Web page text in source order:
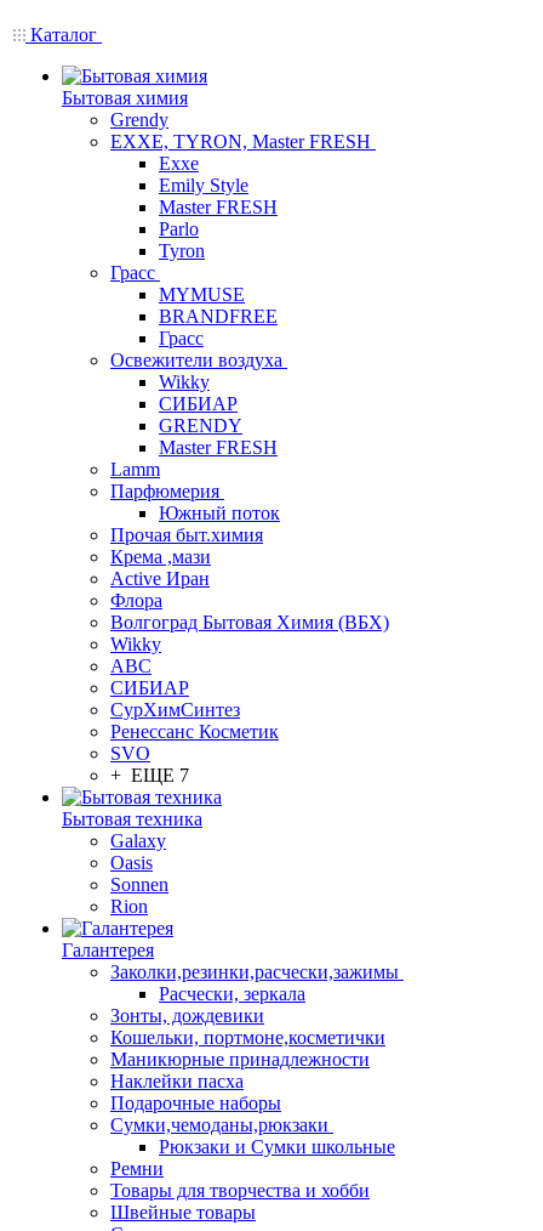
Каталог
Бытовая химия
Grendy
EXXE, TYRON, Master FRESH
Exxe
Emily Style
Master FRESH
Parlo
Tyron
Грасс
MYMUSE
BRANDFREE
Грасс
Освежители воздуха
Wikky
СИБИАР
GRENDY
Master FRESH
Lamm
Парфюмерия
Южный поток
Прочая быт.химия
Крема ,мази
Аctive Иран
Флора
Волгоград Бытовая Химия (ВБХ)
Wikky
АВС
СИБИАР
СурХимСинтез
Ренессанс Косметик
SVO
+ ЕЩЕ 7
Бытовая техника
Galaxy
Oasis
Sonnen
Rion
Галантерея
Заколки,резинки,расчески,зажимы
Расчески, зеркала
Зонты, дождевики
Кошельки, портмоне,косметички
Маникюрные принадлежности
Наклейки пасха
Подарочные наборы
Сумки,чемоданы,рюкзаки
Рюкзаки и Сумки школьные
Ремни
Товары для творчества и хобби
Швейные товары